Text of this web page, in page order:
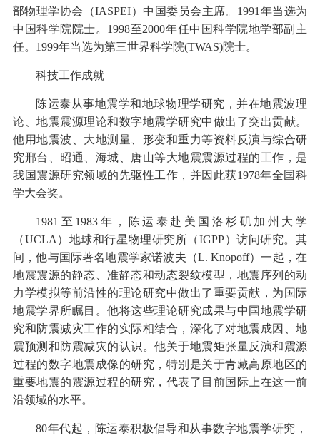
部物理学协会（IASPEI）中国委员会主席。1991年当选为
中国科学院院士。1998至2000年任中国科学院地学部副主
任。1999年当选为第三世界科学院(TWAS)院士。
科技工作成就
陈运泰从事地震学和地球物理学研究，并在地震波理
论、地震震源理论和数字地震学研究中做出了突出贡献。
他用地震波、大地测量、形变和重力等资料反演与综合研
究邢台、昭通、海城、唐山等大地震震源过程的工作，是
我国震源研究领域的先驱性工作，并因此获1978年全国科
学大会奖。
1981至1983年，陈运泰赴美国洛杉矶加州大学
（UCLA）地球和行星物理研究所（IGPP）访问研究。其
间，他与国际著名地震学家诺波夫（L. Knopoff）一起，在
地震震源的静态、准静态和动态裂纹模型，地震序列的动
力学模拟等前沿性的理论研究中做出了重要贡献，为国际
地震学界所瞩目。他将这些理论研究成果与中国地震学研
究和防震减灾工作的实际相结合，深化了对地震成因、地
震预测和防震减灾的认识。他关于地震矩张量反演和震源
过程的数字地震成像的研究，特别是关于青藏高原地区的
重要地震的震源过程的研究，代表了目前国际上在这一前
沿领域的水平。
80年代起，陈运泰积极倡导和从事数字地震学研究，